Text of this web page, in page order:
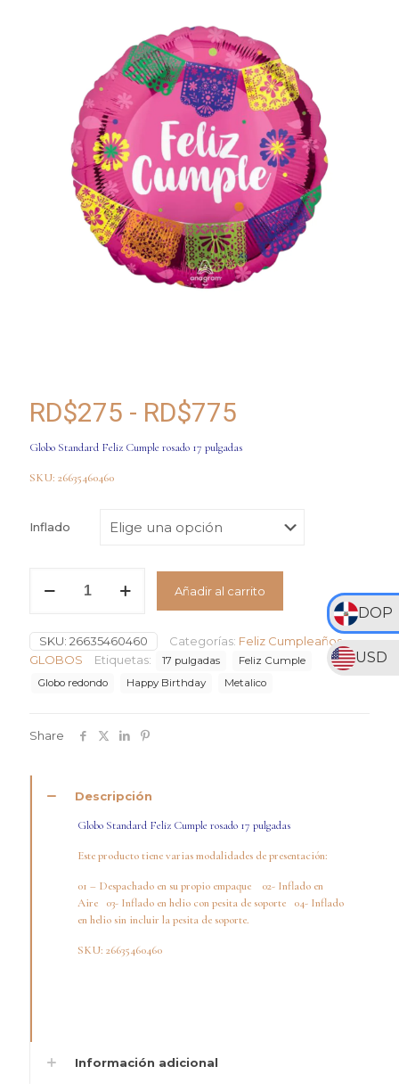
DOP
USD
RD$275 - RD$775
de
RD$275
RD$775
Globo Standard Feliz Cumple rosado 17 pulgadas
SKU: 26635460460
Inflado
Standard
rosado
#17
cantidad
Añadir al carrito
SKU: 26635460460 Categorías: Feliz Cumpleaños
GLOBOS
Etiquetas: 17 pulgadas
Feliz Cumple
Globo redondo
Happy Birthday Metalico
Share
Descripción
Globo Standard Feliz Cumple rosado 17 pulgadas
Este producto tiene varias modalidades de presentación:
01 – Despachado en su propio empaque 02- Inflado en
Aire 03- Inflado en helio con pesita de soporte 04- Inflado
en helio sin incluir la pesita de soporte.
SKU: 26635460460
Información adicional